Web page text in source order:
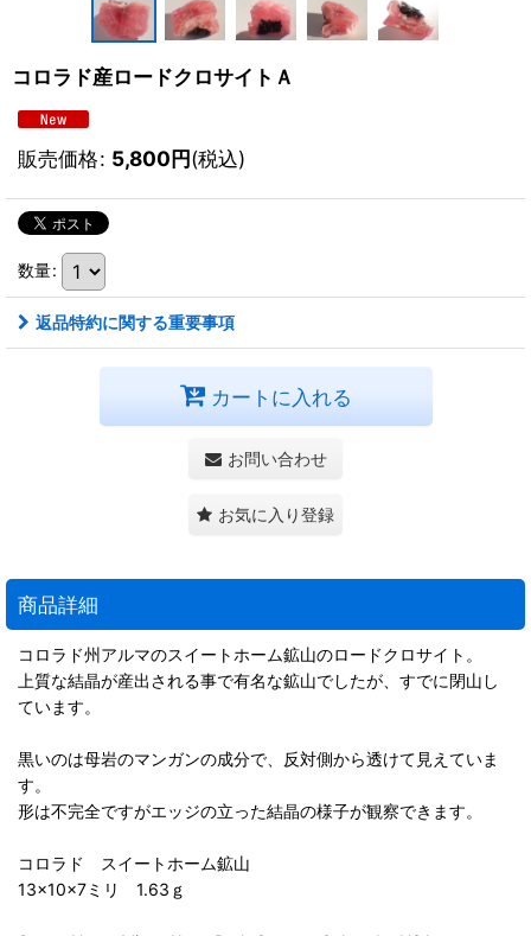
コロラド産ロードクロサイトＡ
販売価格: 5,800円(税込)
数量:
返品特約に関する重要事項
カートに入れる
お問い合わせ
お気に入り登録
商品詳細
コロラド州アルマのスイートホーム鉱山のロードクロサイト。
上質な結晶が産出される事で有名な鉱山でしたが、すでに閉山し
ています。
黒いのは母岩のマンガンの成分で、反対側から透けて見えていま
す。
形は不完全ですがエッジの立った結晶の様子が観察できます。
コロラド スイートホーム鉱山
13×10×7ミリ 1.63ｇ